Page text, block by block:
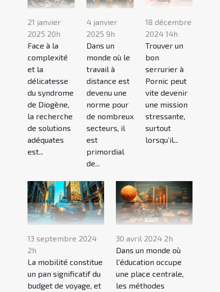
21 janvier
2025 20h
Face à la
complexité
et la
délicatesse
du syndrome
de Diogène,
la recherche
de solutions
adéquates
est...
4 janvier
2025 9h
Dans un
monde où le
travail à
distance est
devenu une
norme pour
de nombreux
secteurs, il
est
primordial
de...
18 décembre
2024 14h
Trouver un
bon
serrurier à
Pornic peut
vite devenir
une mission
stressante,
surtout
lorsqu’il...
13 septembre 2024
2h
La mobilité constitue
un pan significatif du
budget de voyage, et
30 avril 2024 2h
Dans un monde où
l'éducation occupe
une place centrale,
les méthodes